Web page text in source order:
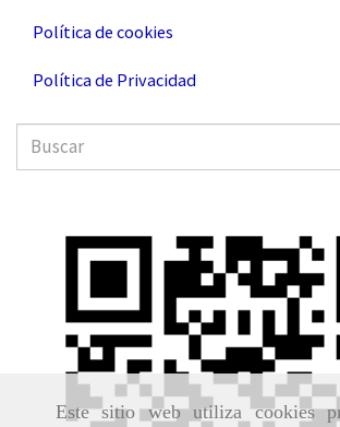
Este sitio web utiliza cookies
Política de cookies
Política de Privacidad